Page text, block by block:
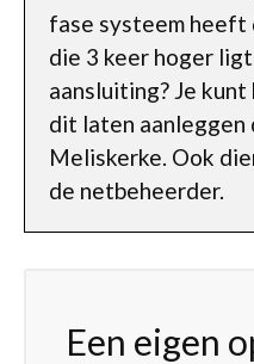
fase systeem heeft
die 3 keer hoger
aansluiting? Je
dit laten
Meliskerke. Ook
de netbeheerder.
Een eigen